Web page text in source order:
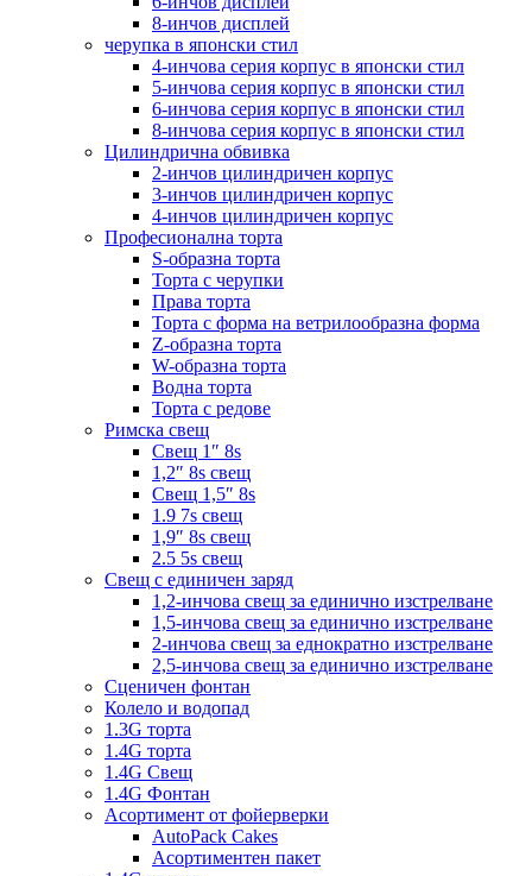
8-инчов дисплей
черупка в японски стил
4-инчова серия корпус в японски стил
5-инчова серия корпус в японски стил
6-инчова серия корпус в японски стил
8-инчова серия корпус в японски стил
Цилиндрична обвивка
2-инчов цилиндричен корпус
3-инчов цилиндричен корпус
4-инчов цилиндричен корпус
Професионална торта
S-образна торта
Торта с черупки
Права торта
Торта с форма на ветрилообразна форма
Z-образна торта
W-образна торта
Водна торта
Торта с редове
Римска свещ
Свещ 1″ 8s
1,2″ 8s свещ
Свещ 1,5″ 8s
1.9 7s свещ
1,9″ 8s свещ
2.5 5s свещ
Свещ с единичен заряд
1,2-инчова свещ за единично изстрелване
1,5-инчова свещ за единично изстрелване
2-инчова свещ за еднократно изстрелване
2,5-инчова свещ за единично изстрелване
Сценичен фонтан
Колело и водопад
1.3G торта
1.4G торта
1.4G Свещ
1.4G Фонтан
Асортимент от фойерверки
AutoPack Cakes
Асортиментен пакет